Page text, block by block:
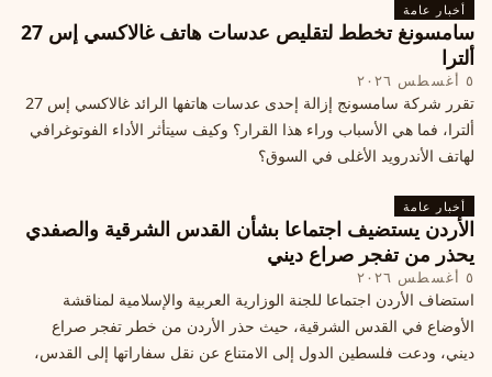
أخبار عامة
سامسونغ تخطط لتقليص عدسات هاتف غالاكسي إس 27
ألترا
٥ أغسطس ٢٠٢٦
تقرر شركة سامسونج إزالة إحدى عدسات هاتفها الرائد غالاكسي إس 27
ألترا، فما هي الأسباب وراء هذا القرار؟ وكيف سيتأثر الأداء الفوتوغرافي
لهاتف الأندرويد الأغلى في السوق؟
أخبار عامة
الأردن يستضيف اجتماعا بشأن القدس الشرقية والصفدي
يحذر من تفجر صراع ديني
٥ أغسطس ٢٠٢٦
استضاف الأردن اجتماعا للجنة الوزارية العربية والإسلامية لمناقشة
الأوضاع في القدس الشرقية، حيث حذر الأردن من خطر تفجر صراع
ديني، ودعت فلسطين الدول إلى الامتناع عن نقل سفاراتها إلى القدس،